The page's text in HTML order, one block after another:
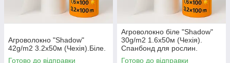
Агроволокно "Shadow"
42g/m2 3.2х50м (Чехія).Біле.
Готово до відправки
Агроволокно біле "Shadow"
30g/m2 1.6х50м (Чехія).
Спанбонд для рослин.
Готово до відправки